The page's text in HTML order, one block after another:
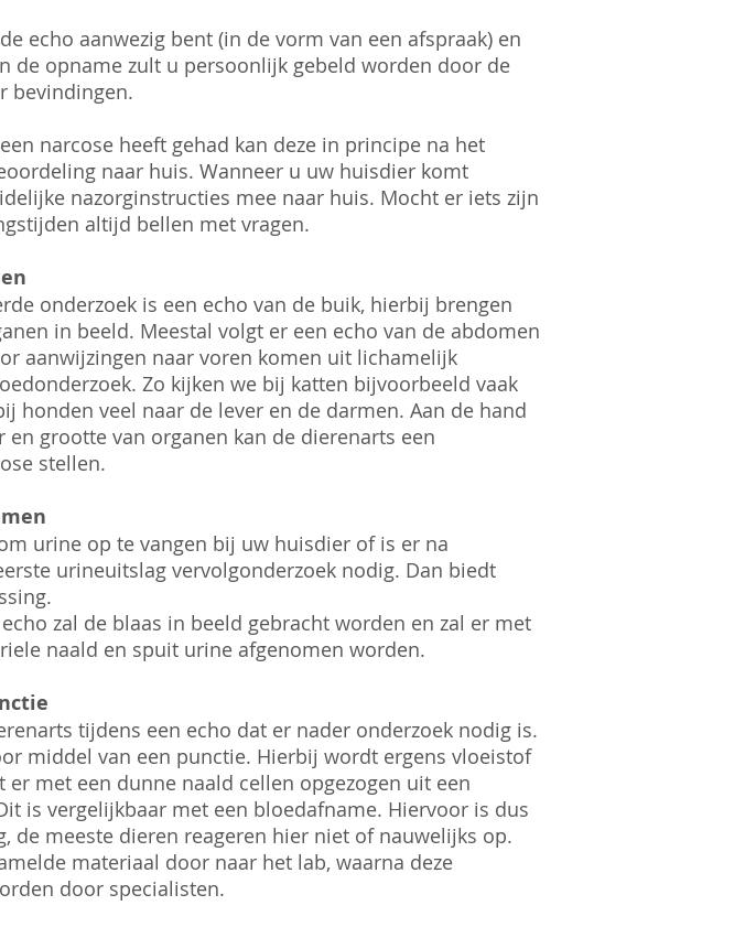
echo aanwezig bent (in de vorm van een afspraak) en
de opname zult u persoonlijk gebeld worden door de
bevindingen.
narcose heeft gehad kan deze in principe na het
naar huis. Wanneer u uw huisdier komt
nazorginstructies mee naar huis. Mocht er iets zijn
altijd bellen met vragen.
onderzoek is een echo van de buik, hierbij brengen
in beeld. Meestal volgt er een echo van de abdomen
aanwijzingen naar voren komen uit lichamelijk
Zo kijken we bij katten bijvoorbeeld vaak
honden veel naar de lever en de darmen. Aan de hand
en grootte van organen kan de dierenarts een
stellen.
urine op te vangen bij uw huisdier of is er na
urineuitslag vervolgonderzoek nodig. Dan biedt
zal de blaas in beeld gebracht worden en zal er met
naald en spuit urine afgenomen worden.
tijdens een echo dat er nader onderzoek nodig is.
middel van een punctie. Hierbij wordt ergens vloeistof
met een dunne naald cellen opgezogen uit een
is vergelijkbaar met een bloedafname. Hiervoor is dus
de meeste dieren reageren hier niet of nauwelijks op.
materiaal door naar het lab, waarna deze
door specialisten​.